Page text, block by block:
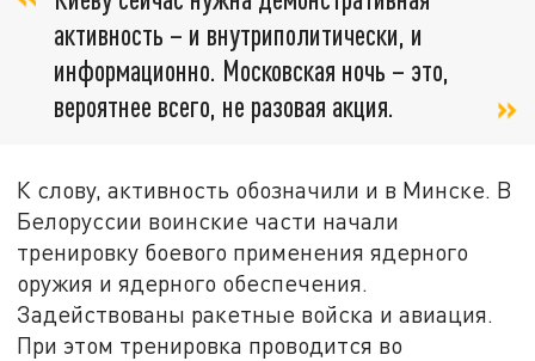
активность – и внутриполитически, и
информационно. Московская ночь – это,
вероятнее всего, не разовая акция.
К слову, активность обозначили и в Минске. В
Белоруссии воинские части начали
тренировку боевого применения ядерного
оружия и ядерного обеспечения.
Задействованы ракетные войска и авиация.
При этом тренировка проводится во